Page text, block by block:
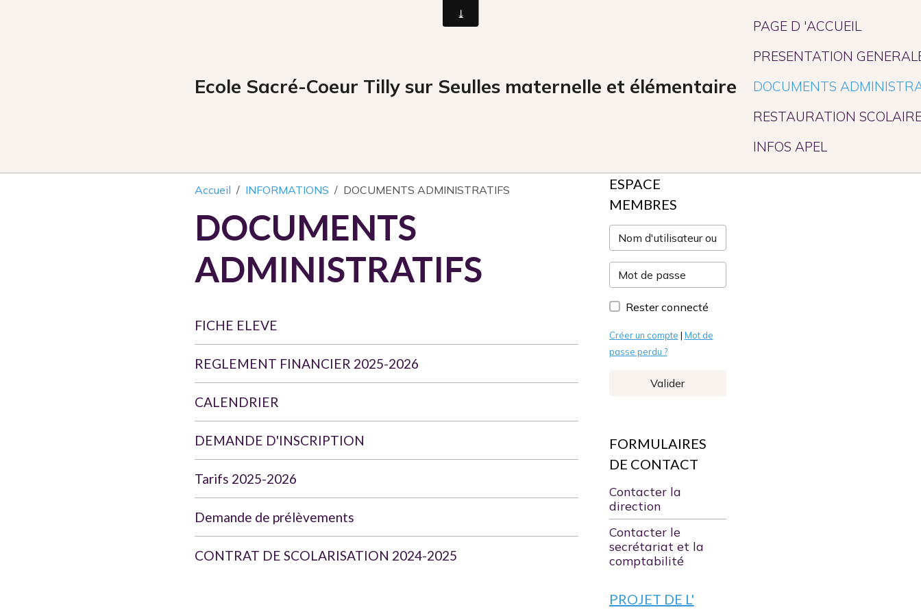
Ecole Sacré-Coeur Tilly sur Seulles maternelle et élémentaire
PAGE D 'ACCUEIL
PRESENTATION
DOCUMENTS
RESTAURATION
INFOS APEL
Accueil INFORMATIONS DOCUMENTS ADMINISTRATIFS
DOCUMENTS
ADMINISTRATIFS
FICHE ELEVE
REGLEMENT FINANCIER 2025-2026
CALENDRIER
DEMANDE D'INSCRIPTION
Tarifs 2025-2026
Demande de prélèvements
CONTRAT DE SCOLARISATION 2024-2025
ESPACE
MEMBRES
Rester connecté
Créer un compte | Mot de
passe perdu ?
Valider
FORMULAIRES
DE CONTACT
Contacter la
direction
Contacter le
secrétariat et la
comptabilité
PROJET DE L'